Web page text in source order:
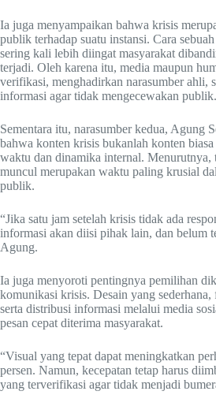
Ia juga menyampaikan bahwa krisis
publik terhadap suatu instansi. Cara
sering kali lebih diingat masyarakat
terjadi. Oleh karena itu, media maupun
verifikasi, menghadirkan narasumber ahli,
informasi agar tidak mengecewakan publik.
Sementara itu, narasumber kedua, Agung
bahwa konten krisis bukanlah konten
waktu dan dinamika internal. Menurutnya,
muncul merupakan waktu paling krusial
publik.
“Jika satu jam setelah krisis tidak ada
informasi akan diisi pihak lain, dan belum
Agung.
Ia juga menyoroti pentingnya pemilihan
komunikasi krisis. Desain yang
serta distribusi informasi melalui media
pesan cepat diterima masyarakat.
“Visual yang tepat dapat meningkatkan
persen. Namun, kecepatan tetap harus
yang terverifikasi agar tidak menjadi